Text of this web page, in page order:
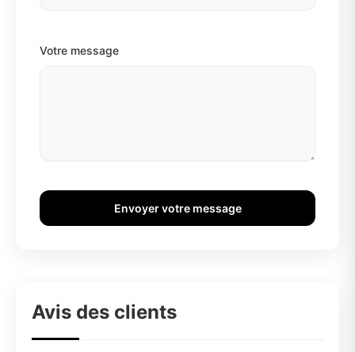
Votre message
Envoyer votre message
Avis des clients